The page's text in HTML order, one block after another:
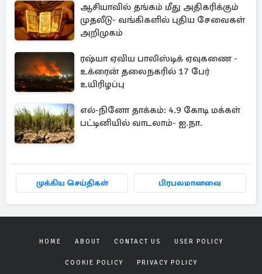
ஆசியாவில் தங்கம் மீது அதிகரிக்கும்
முதலீடு- வங்கிகளில் புதிய சேவைகள்
அறிமுகம்
ரஷ்யா ஏவிய பாலிஸ்டிக் ஏவுகணை -
உக்ரைன் தலைநகரில் 17 பேர்
உயிரிழப்பு
எல்-நினோ தாக்கம்: 4.9 கோடி மக்கள்
பட்டினியில் வாடலாம்- ஐ.நா.
முக்கிய செய்திகள் பிரபலமானவை
HOME ABOUT CONTACT US USER POLICY
COOKIE POLICY PRIVACY POLICY